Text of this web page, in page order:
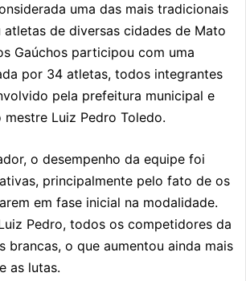
uma das mais tradicionais
atletas de diversas cidades de Mato
Gaúchos participou com uma
por 34 atletas, todos integrantes
pela prefeitura municipal e
Luiz Pedro Toledo.
o desempenho da equipe foi
principalmente pelo fato de os
em fase inicial na modalidade.
Pedro, todos os competidores da
brancas, o que aumentou ainda mais
as lutas.